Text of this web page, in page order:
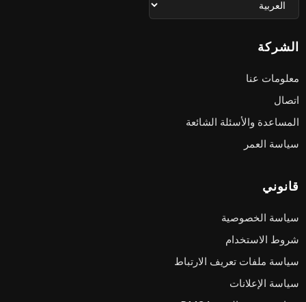
الشركة
معلومات عنا
اتصال
المساعدة والأسئلة الشائعة
سياسة العمر
قانوني
سياسة الخصوصية
شروط الاستخدام
سياسة ملفات تعريف الارتباط
سياسة الإعلانات